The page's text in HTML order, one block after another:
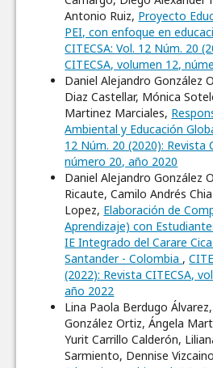
Antonio Ruiz, Proyecto
PEI, con enfoque en
CITECSA: Vol. 12 Núm. 20
CITECSA, volumen 12,
Daniel Alejandro González
Diaz Castellar, Mónica
Martinez Marciales,
Ambiental y Educación
12 Núm. 20 (2020): Revista
número 20, año 2020
Daniel Alejandro González
Ricaute, Camilo Andrés
Lopez, Elaboración de
Aprendizaje) con
IE Integrado del Carare
Santander - Colombia ,
(2022): Revista CITECSA,
año 2022
Lina Paola Berdugo
González Ortiz, Ángela
Yurit Carrillo Calderón,
Sarmiento, Dennise